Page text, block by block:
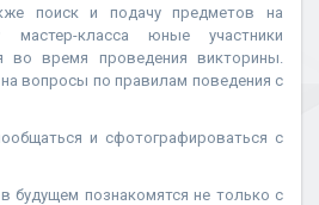
поиск и подачу предметов на
класса юные участники
во время проведения викторины.
вопросы по правилам поведения с
и сфотографироваться с
будущем познакомятся не только с